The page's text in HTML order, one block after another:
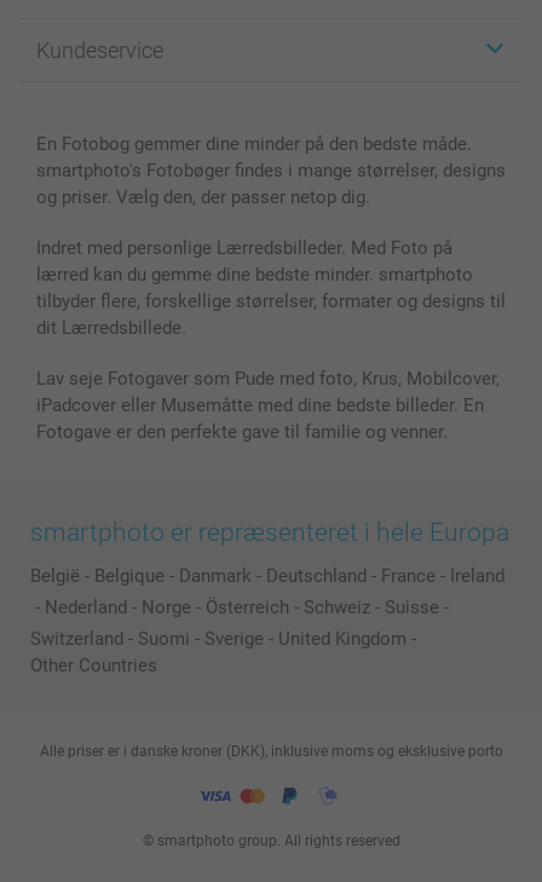
Fotobøger
Cover til mobil & tablet
MyNameBook
Fotorammer & Tilbehør
Alle fotoprodukter
For affiliate
Sitemap
Betingelser og garantier
Kundeservice
smartbonus
Priser & betaling
En Fotobog gemmer dine minder på den bedste måde.
smartphoto's Fotobøger findes i mange størrelser, designs
og priser. Vælg den, der passer netop dig.
Indret med personlige Lærredsbilleder. Med Foto på
lærred kan du gemme dine bedste minder. smartphoto
tilbyder flere, forskellige størrelser, formater og designs til
dit Lærredsbillede.
Lav seje Fotogaver som Pude med foto, Krus, Mobilcover,
iPadcover eller Musemåtte med dine bedste billeder. En
Fotogave er den perfekte gave til familie og venner.
smartphoto er repræsenteret i hele Europa
België - Belgique - Danmark - Deutschland - France - Ireland
- Nederland - Norge - Österreich - Schweiz - Suisse -
Switzerland - Suomi - Sverige - United Kingdom -
Other Countries
© smartphoto group. All rights reserved
Alle priser er i danske kroner (DKK), inklusive moms og eksklusive porto